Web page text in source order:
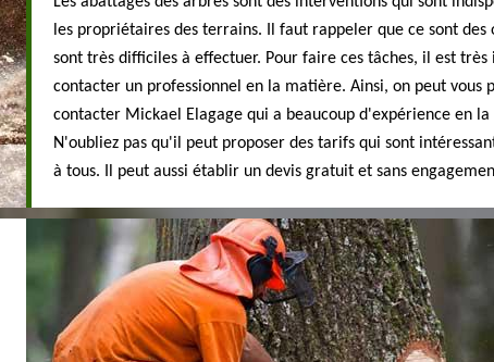
les propriétaires des terrains. Il faut rappeler que ce sont des
sont très difficiles à effectuer. Pour faire ces tâches, il est
contacter un professionnel en la matière. Ainsi, on peut vous
contacter Mickael Elagage qui a beaucoup d'expérience en
N'oubliez pas qu'il peut proposer des tarifs qui sont
à tous. Il peut aussi établir un devis gratuit et sans